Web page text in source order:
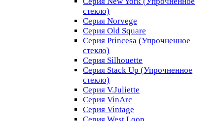
стекло)
Серия Norvege
Серия Old Square
Серия Princesa (Упрочненное
стекло)
Серия Silhouette
Серия Stack Up (Упрочненное
стекло)
Серия V.Juliette
Серия VinArc
Серия Vintage